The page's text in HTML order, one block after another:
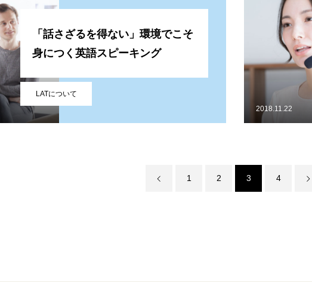
LATについて
「話さざるを得ない」環境でこそ
身につく英語スピーキング
2018.11.22
1 2 3 4